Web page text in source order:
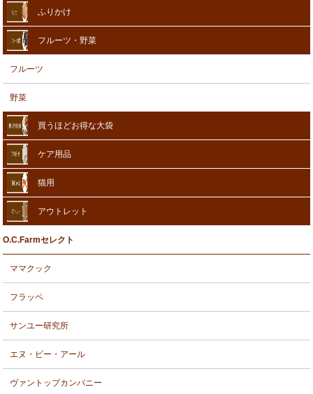
ふりかけ
フルーツ・野菜
フルーツ
野菜
買うほどお得な大袋
ケア用品
猫用
アウトレット
O.C.Farmセレクト
ママクック
フラッペ
サンユー研究所
エヌ・ビー・アール
ヴァントップカンパニー